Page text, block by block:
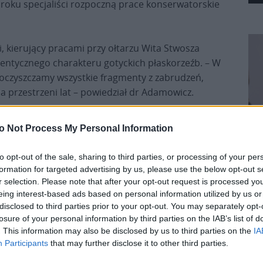
Not Process My Personal Information
opt-out of the sale, sharing to third parties, or processing of your
for targeted advertising by us, please use the below opt-out
selection. Please note that after your opt-out request is processed
interest-based ads based on personal information utilized by us
to third parties prior to your opt-out. You may separately
of your personal information by third parties on the IAB’s list of
This information may also be disclosed by us to third parties on the
Participants that may further disclose it to other third parties.
roku specjaliści rozpoczną prace konserwatorskie
kierujący pracami przy ołtarzu Wita Stwosza
charakteru gotyckich płaskorzeźb. – W
wszystkie fragmenty z zabrudzeń,
przestrzeni lat – powiedział dr Adamowicz.
badacze posiłkują się tradycyjną
badania analityczne, które pozwalają
historyczną. Konserwatorzy analizują również
jakie barwniki zostały zastosowane,